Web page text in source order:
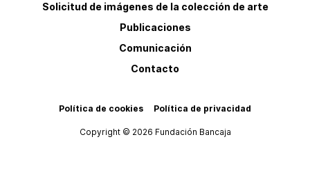
Solicitud de imágenes de la colección de arte
Publicaciones
Comunicación
Contacto
Política de cookies Política de privacidad
Copyright © 2026 Fundación Bancaja